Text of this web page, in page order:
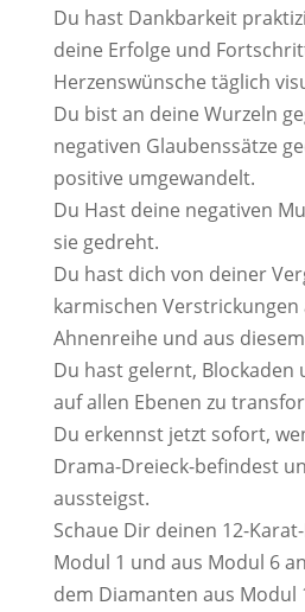
Du hast Dankbarkeit
deine Erfolge und
Herzenswünsche täglich
Du bist an deine Wurzeln
negativen Glaubenssätze
positive umgewandelt.
Du Hast deine negativen
sie gedreht.
Du hast dich von deiner
karmischen
Ahnenreihe und aus
Du hast gelernt, Blockaden
auf allen Ebenen zu
Du erkennst jetzt sofort,
Drama-Dreieck-befindest
aussteigst.
Schaue Dir deinen 12-
Modul 1 und aus Modul 6
dem Diamanten aus Modul